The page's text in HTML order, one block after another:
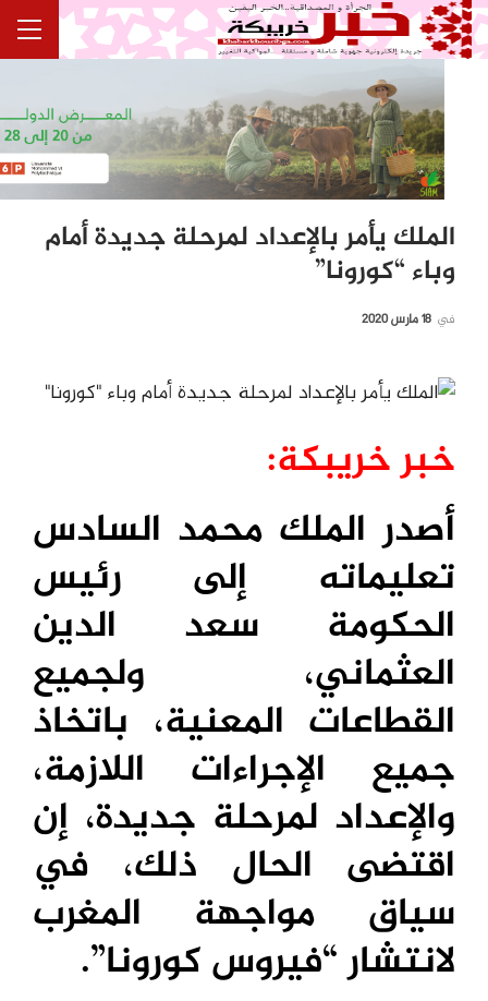
الملك يأمر بالإعداد لمرحلة جديدة أمام
وباء “كورونا”
في 18 مارس 2020
خبر خريبكة:
أصدر الملك محمد السادس
تعليماته إلى رئيس
الحكومة سعد الدين
العثماني، ولجميع
القطاعات المعنية، باتخاذ
جميع الإجراءات اللازمة،
والإعداد لمرحلة جديدة، إن
اقتضى الحال ذلك، في
سياق مواجهة المغرب
لانتشار “فيروس كورونا”.